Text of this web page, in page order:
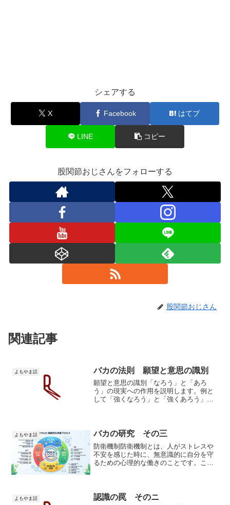
シェアする
X Facebook はてブ
LINE コピー
股関節おじさんをフォローする
股関節おじさん
関連記事
よもやま話 バカの法則 願望と意思の識別
願望と意思の識別「なろう」と「あろ
う」の現実への作用を説明します。例と
して「強くなろう」と「強くあろう」。
含意します。これを言う人は...
よもやま話 バカの研究 その三
防衛機制防衛機制とは、人がストレスや
不安を感じた時に、無意識的に自分を守
るための心理的な働きのことです。これ
意識的な働き:防衛機制は...
よもやま話 認識の罠 そのニ